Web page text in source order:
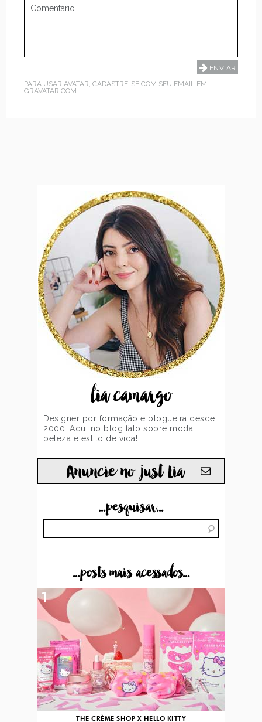
PARA USAR AVATAR, CADASTRE-SE COM SEU EMAIL EM
GRAVATAR.COM
lia camargo
Designer por formação e blogueira desde
2000. Aqui no blog falo sobre moda,
beleza e estilo de vida!
Anuncie no just Lia
...pesquisar...
...posts mais acessados...
THE CRÈME SHOP X HELLO KITTY
1